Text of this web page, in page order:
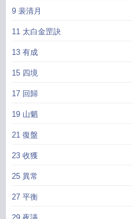
9 裴清月
11 太白金罡訣
13 有成
15 四境
17 回歸
19 山魈
21 復盤
23 收獲
25 異常
27 平衡